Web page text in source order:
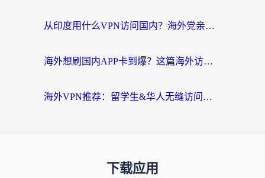
从印度用什么VPN访问国内？海外党亲测的无缝回国上网指南
海外想刷国内APP卡到爆？这篇海外访问国内服务器加速指南帮你解决所有问题
海外VPN推荐：留学生&华人无缝访问国内资源的避坑指南
下载应用